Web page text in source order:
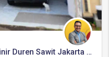
Dijual Rumah Komplek Marinir Duren Sawit Jakarta Timur